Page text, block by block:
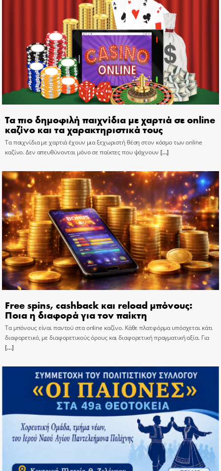
Τα πιο δημοφιλή παιχνίδια με χαρτιά σε online
καζίνο και τα χαρακτηριστικά τους
Τα παιχνίδια με χαρτιά έχουν μια ξεχωριστή θέση στον κόσμο των online
καζίνο. Δεν απευθύνονται μόνο σε παίκτες που ψάχνουν […]
Free spins, cashback και reload μπόνους:
Ποια η διαφορά για τον παίκτη
Τα μπόνους είναι παντού στα online καζίνο. Κάθε πλατφόρμα υπόσχεται κάτι
διαφορετικό, με διαφορετικούς όρους και διαφορετική πραγματική αξία. Για
[…]